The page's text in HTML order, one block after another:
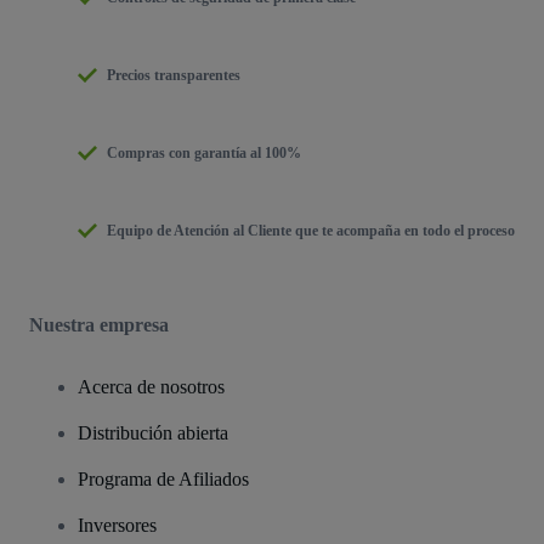
Precios transparentes
Compras con garantía al 100%
Equipo de Atención al Cliente que te acompaña en todo el proceso
Nuestra empresa
Acerca de nosotros
Distribución abierta
Programa de Afiliados
Inversores